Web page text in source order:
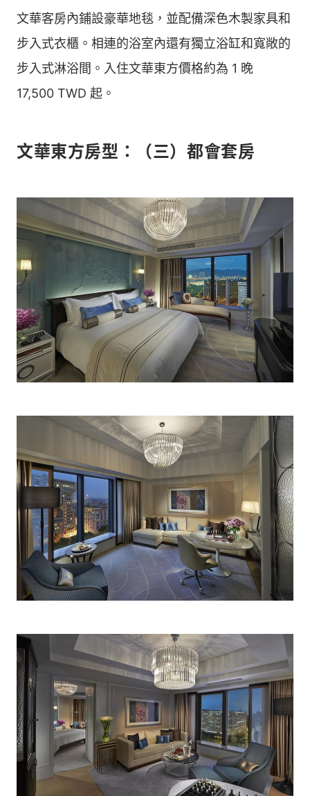
文華客房內鋪設豪華地毯，並配備深色木製家具和
步入式衣櫃。相連的浴室內還有獨立浴缸和寬敞的
步入式淋浴間。入住文華東方價格約為 1 晚
17,500 TWD 起。
文華東方房型：（三）都會套房